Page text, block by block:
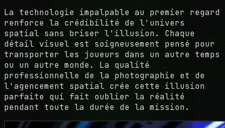
La technologie impalpable au premier regard
renforce la crédibilité de l'univers
spatial sans briser l'illusion. Chaque
détail visuel est soigneusement pensé pour
transporter les joueurs dans un autre temps
ou un autre monde. La qualité
professionnelle de la photographie et de
l'agencement spatial crée cette illusion
parfaite qui fait oublier la réalité
pendant toute la durée de la mission.